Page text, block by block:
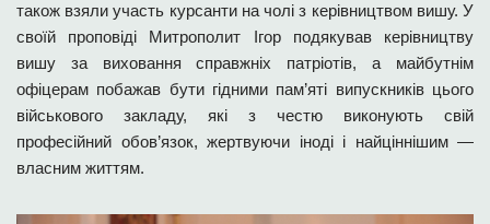
також взяли участь курсанти на чолі з керівництвом вишу. У
своїй проповіді Митрополит Ігор подякував керівництву
вишу за виховання справжніх патріотів, а майбутнім
офіцерам побажав бути гідними пам’яті випускників цього
військового закладу, які з честю виконують свій
професійний обов’язок, жертвуючи іноді і найціннішим —
власним життям.